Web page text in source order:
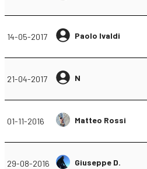
14-05-2017 Paolo Ivaldi
21-04-2017 N
01-11-2016 Matteo Rossi
29-08-2016 Giuseppe D.